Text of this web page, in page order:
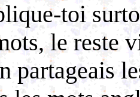
toi
le reste
partageais